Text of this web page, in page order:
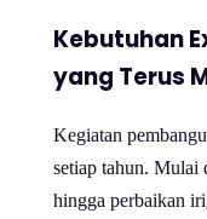
Kebutuhan
yang Terus
Kegiatan
setiap tahun. Mulai
hingga perbaikan